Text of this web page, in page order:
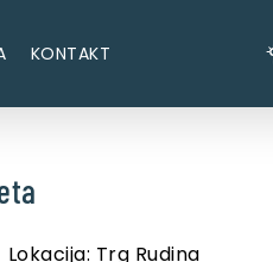
KONTAKT
Lokacija: Trg Rudina